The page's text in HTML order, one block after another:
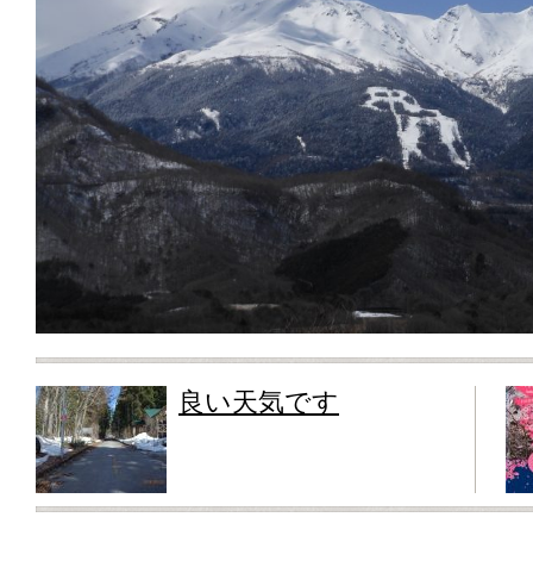
良い天気です